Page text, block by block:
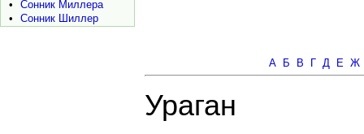
•
Сонник Миллера
•
Сонник Шиллер
А Б В Г Д Е Ж
Ураган